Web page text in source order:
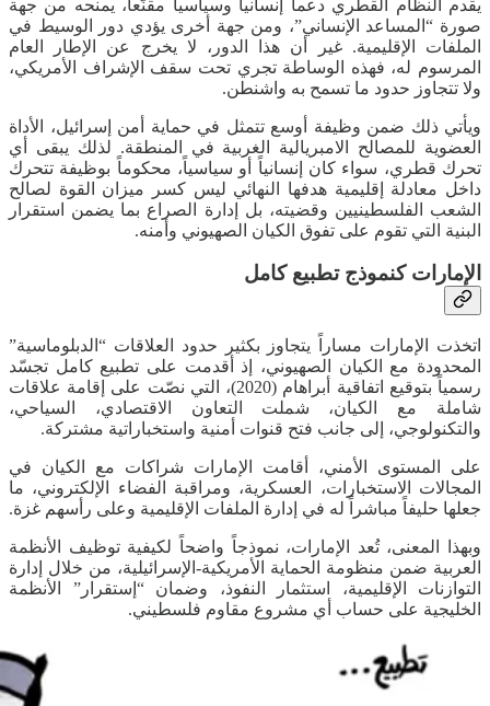
يقدم النظام القطري دعماً إنسانياً وسياسياً مقنّعاً، يمنحه من جهة
صورة “المساعد الإنساني”، ومن جهة أخرى يؤدي دور الوسيط في
الملفات الإقليمية. غير أن هذا الدور، لا يخرج عن الإطار العام
المرسوم له، فهذه الوساطة تجري تحت سقف الإشراف الأمريكي،
ولا تتجاوز حدود ما تسمح به واشنطن.
ويأتي ذلك ضمن وظيفة أوسع تتمثل في حماية أمن إسرائيل، الأداة
العضوية للمصالح الامبريالية الغربية في المنطقة. لذلك يبقى أي
تحرك قطري، سواء كان إنسانياً أو سياسياً، محكوماً بوظيفة تتحرك
داخل معادلة إقليمية هدفها النهائي ليس كسر ميزان القوة لصالح
الشعب الفلسطينيين وقضيته، بل إدارة الصراع بما يضمن استقرار
البنية التي تقوم على تفوق الكيان الصهيوني وأمنه.
الإمارات كنموذج تطبيع كامل
اتخذت الإمارات مساراً يتجاوز بكثير حدود العلاقات “الدبلوماسية”
المحدودة مع الكيان الصهيوني، إذ أقدمت على تطبيع كامل تجسّد
رسمياً بتوقيع اتفاقية أبراهام (2020)، التي نصّت على إقامة علاقات
شاملة مع الكيان، شملت التعاون الاقتصادي، السياحي،
والتكنولوجي، إلى جانب فتح قنوات أمنية واستخباراتية مشتركة.
على المستوى الأمني، أقامت الإمارات شراكات مع الكيان في
المجالات الاستخبارات، العسكرية، ومراقبة الفضاء الإلكتروني، ما
جعلها حليفاً مباشراً له في إدارة الملفات الإقليمية وعلى رأسهم غزة.
وبهذا المعنى، تُعد الإمارات، نموذجاً واضحاً لكيفية توظيف الأنظمة
العربية ضمن منظومة الحماية الأمريكية-الإسرائيلية، من خلال إدارة
التوازنات الإقليمية، استثمار النفوذ، وضمان “إستقرار” الأنظمة
الخليجية على حساب أي مشروع مقاوم فلسطيني.